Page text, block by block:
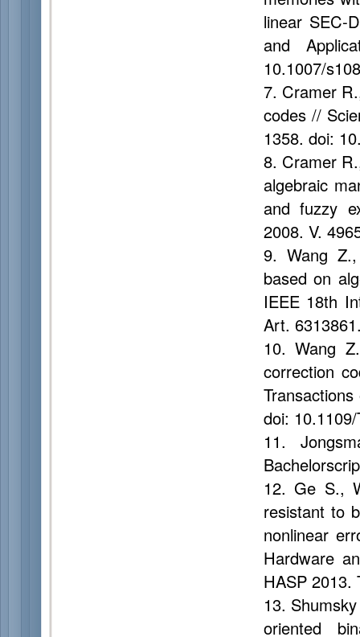
linear SEC-
and
10.1007/
7. Cramer
codes //
1358. doi:
8. Cramer
algebraic
and fuzzy
2008. V.
9. Wang
based on
IEEE 18th
Art.
10. Wang
correction
doi:
11.
12. Ge S.,
resistant to
nonlinear
Hardware
HASP 2013.
13.
oriented